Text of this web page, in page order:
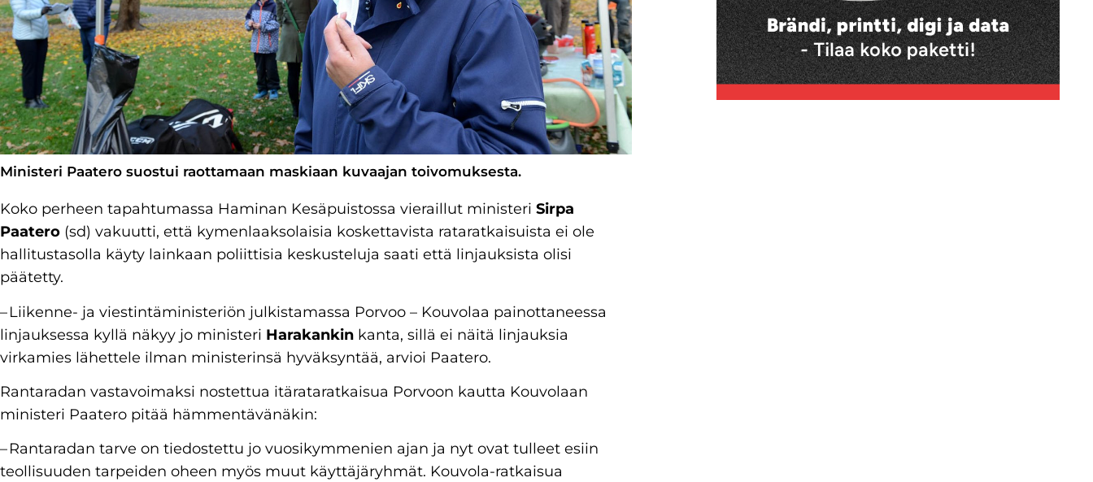
Ministeri Paatero suostui raottamaan maskiaan kuvaajan toivomuksesta.
Koko perheen tapahtumassa Haminan Kesäpuistossa vieraillut ministeri Sirpa
Paatero (sd) vakuutti, että kymenlaaksolaisia koskettavista rataratkaisuista ei ole
hallitustasolla käyty lainkaan poliittisia keskusteluja saati että linjauksista olisi
päätetty.
– Liikenne- ja viestintäministeriön julkistamassa Porvoo – Kouvolaa painottaneessa
linjauksessa kyllä näkyy jo ministeri Harakankin kanta, sillä ei näitä linjauksia
virkamies lähettele ilman ministerinsä hyväksyntää, arvioi Paatero.
Rantaradan vastavoimaksi nostettua itärataratkaisua Porvoon kautta Kouvolaan
ministeri Paatero pitää hämmentävänäkin:
– Rantaradan tarve on tiedostettu jo vuosikymmenien ajan ja nyt ovat tulleet esiin
teollisuuden tarpeiden oheen myös muut käyttäjäryhmät. Kouvola-ratkaisua